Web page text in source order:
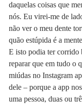
daquelas coisas que
nós. Eu virei-me de
não ver o meu dente
quão estúpida é a
E isto podia ter corrido
reparar que em tudo o
miúdas no Instagram
dele – porque a app
uma pessoa, duas ou